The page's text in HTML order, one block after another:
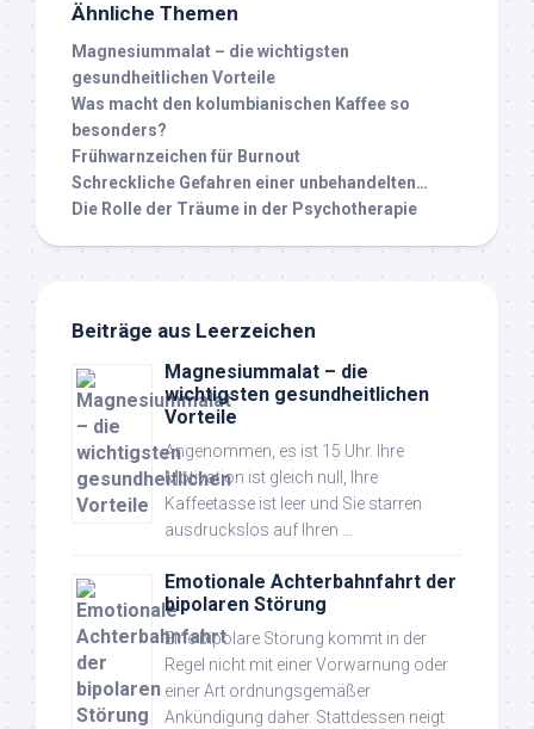
Ähnliche Themen
Magnesiummalat – die wichtigsten
gesundheitlichen Vorteile
Was macht den kolumbianischen Kaffee so
besonders?
Frühwarnzeichen für Burnout
Schreckliche Gefahren einer unbehandelten…
Die Rolle der Träume in der Psychotherapie
Beiträge aus Leerzeichen
Magnesiummalat – die
wichtigsten gesundheitlichen
Vorteile
Angenommen, es ist 15 Uhr. Ihre
Motivation ist gleich null, Ihre
Kaffeetasse ist leer und Sie starren
ausdruckslos auf Ihren …
Emotionale Achterbahnfahrt der
bipolaren Störung
Eine bipolare Störung kommt in der
Regel nicht mit einer Vorwarnung oder
einer Art ordnungsgemäßer
Ankündigung daher. Stattdessen neigt